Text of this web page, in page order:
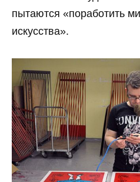
пытаются «поработить
искусства».